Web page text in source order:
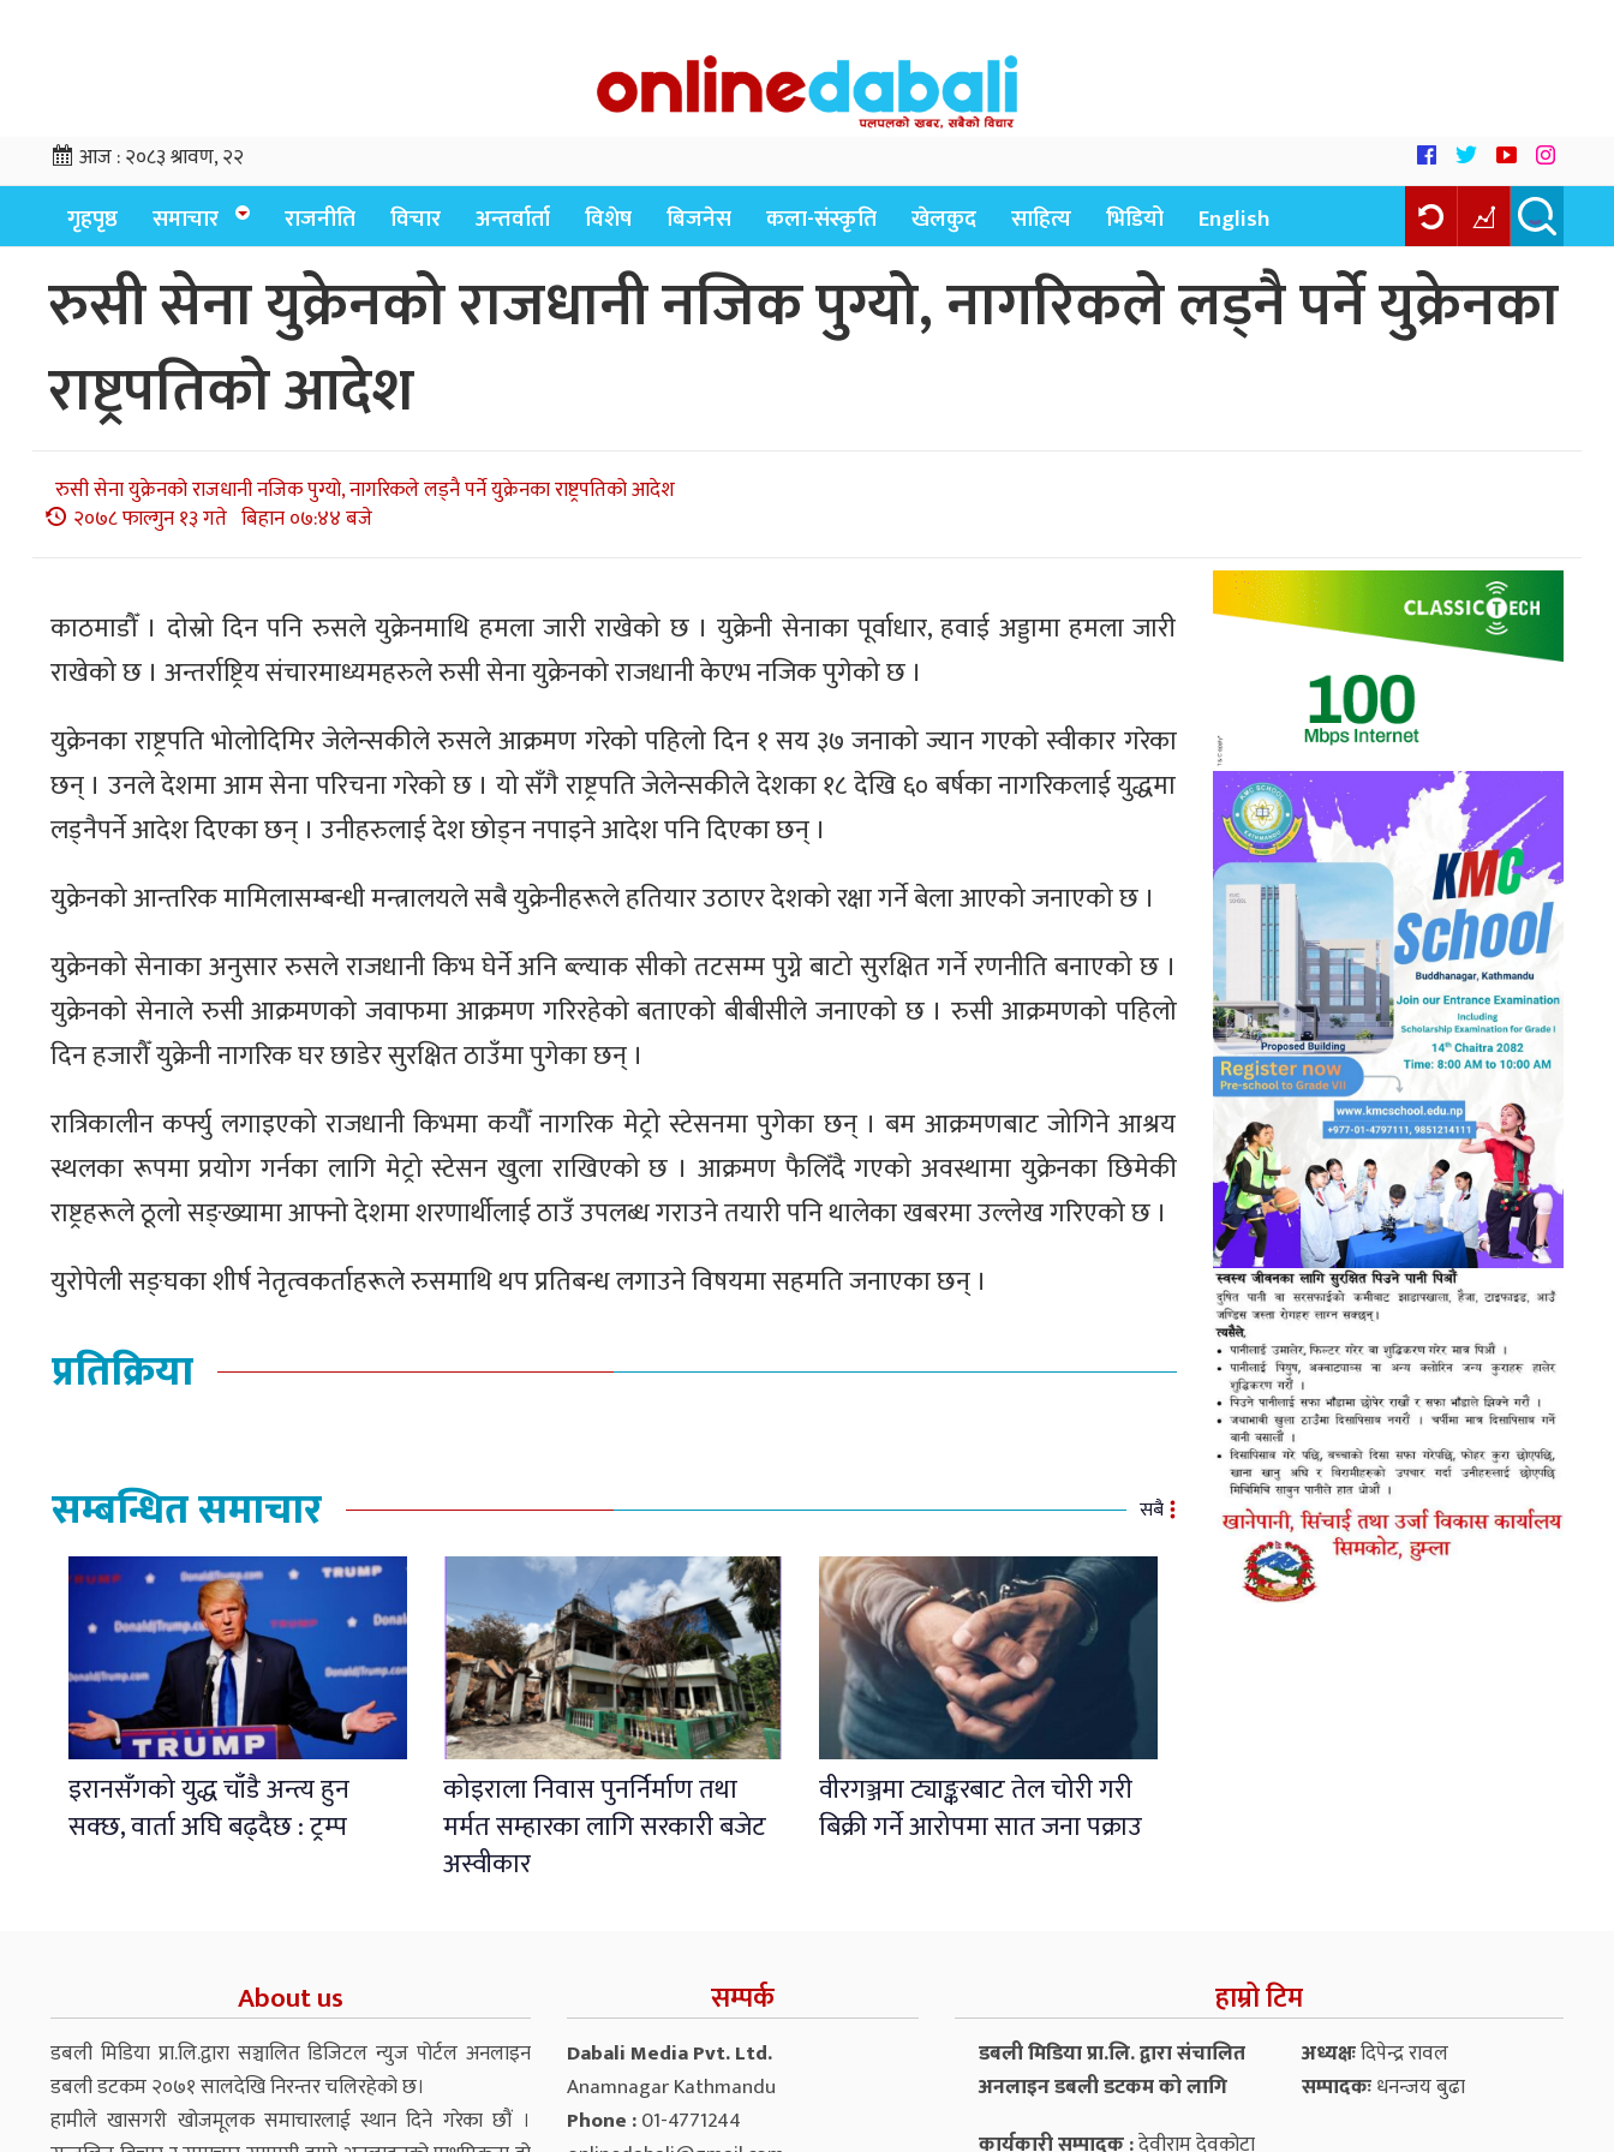
आज :२०८३ श्रावण, २२
गृहपृष्ठ समाचार राजनीति विचार अन्तर्वार्ता विशेष बिजनेस कला-संस्कृति खेलकुद साहित्य भिडियो English
रुसी सेना युक्रेनको राजधानी नजिक पुग्यो, नागरिकले लड्नै पर्ने युक्रेनका
राष्ट्रपतिको आदेश
रुसी सेना युक्रेनको राजधानी नजिक पुग्यो, नागरिकले लड्नै पर्ने युक्रेनका राष्ट्रपतिको आदेश
२०७८ फाल्गुन १३ गते बिहान ०७:४४ बजे
काठमाडौँ । दोस्रो दिन पनि रुसले युक्रेनमाथि हमला जारी राखेको छ । युक्रेनी सेनाका पूर्वाधार, हवाई अड्डामा हमला जारी
राखेको छ । अन्तर्राष्ट्रिय संचारमाध्यमहरुले रुसी सेना युक्रेनको राजधानी केएभ नजिक पुगेको छ ।
युक्रेनका राष्ट्रपति भोलोदिमिर जेलेन्सकीले रुसले आक्रमण गरेको पहिलो दिन १ सय ३७ जनाको ज्यान गएको स्वीकार गरेका
छन् । उनले देशमा आम सेना परिचना गरेको छ । यो सँगै राष्ट्रपति जेलेन्सकीले देशका १८ देखि ६० बर्षका नागरिकलाई युद्धमा
लड्नैपर्ने आदेश दिएका छन् । उनीहरुलाई देश छोड्न नपाइने आदेश पनि दिएका छन् ।
युक्रेनको आन्तरिक मामिलासम्बन्धी मन्त्रालयले सबै युक्रेनीहरूले हतियार उठाएर देशको रक्षा गर्ने बेला आएको जनाएको छ ।
युक्रेनको सेनाका अनुसार रुसले राजधानी किभ घेर्ने अनि ब्ल्याक सीको तटसम्म पुग्ने बाटो सुरक्षित गर्ने रणनीति बनाएको छ ।
युक्रेनको सेनाले रुसी आक्रमणको जवाफमा आक्रमण गरिरहेको बताएको बीबीसीले जनाएको छ । रुसी आक्रमणको पहिलो
दिन हजारौँ युक्रेनी नागरिक घर छाडेर सुरक्षित ठाउँमा पुगेका छन् ।
रात्रिकालीन कर्फ्यु लगाइएको राजधानी किभमा कयौँ नागरिक मेट्रो स्टेसनमा पुगेका छन् । बम आक्रमणबाट जोगिने आश्रय
स्थलका रूपमा प्रयोग गर्नका लागि मेट्रो स्टेसन खुला राखिएको छ । आक्रमण फैलिँदै गएको अवस्थामा युक्रेनका छिमेकी
राष्ट्रहरूले ठूलो सङ्ख्यामा आफ्नो देशमा शरणार्थीलाई ठाउँ उपलब्ध गराउने तयारी पनि थालेका खबरमा उल्लेख गरिएको छ ।
युरोपेली सङ्घका शीर्ष नेतृत्वकर्ताहरूले रुसमाथि थप प्रतिबन्ध लगाउने विषयमा सहमति जनाएका छन् ।
प्रतिक्रिया
सम्बन्धित समाचार सबै
इरानसँगको युद्ध चाँडै अन्त्य हुन
सक्छ, वार्ता अघि बढ्दैछ : ट्रम्प
कोइराला निवास पुनर्निर्माण तथा
मर्मत सम्हारका लागि सरकारी बजेट
अस्वीकार
वीरगञ्जमा ट्याङ्करबाट तेल चोरी गरी
बिक्री गर्ने आरोपमा सात जना पक्राउ
About us
डबली मिडिया प्रा.लि.द्वारा सञ्चालित डिजिटल न्युज पोर्टल अनलाइन
डबली डटकम २०७१ सालदेखि निरन्तर चलिरहेको छ।
हामीले खासगरी खोजमूलक समाचारलाई स्थान दिने गरेका छौं ।
सम्पर्क
Dabali Media Pvt. Ltd.
Anamnagar Kathmandu
Phone :01-4771244
हाम्रो टिम
डबली मिडिया प्रा.लि. द्वारा संचालित
अनलाइन डबली डटकम को लागि
अध्यक्षःदिपेन्द्र रावल
सम्पादकःधनन्‍जय बुढा
कार्यकारी सम्पादक :देवीराम देवकोटा